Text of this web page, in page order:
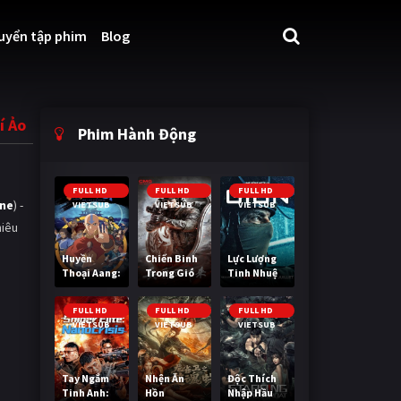
tập phim Blog
Ảo
) -
Phim Hành Động
FULL HD
VIETSUB
Huyền
Thoại Aang:
Tiết Khí Sư
Cuối Cùng
FULL HD
VIETSUB
Chiến Binh
Trong Gió
FULL HD
VIETSUB
Lực Lượng
Tinh Nhuệ
FULL HD
VIETSUB
Tay Ngắm
Tinh Anh:
FULL HD
VIETSUB
Nhện Ăn
Hồn
FULL HD
VIETSUB
Độc Thích
Nhập Hầu